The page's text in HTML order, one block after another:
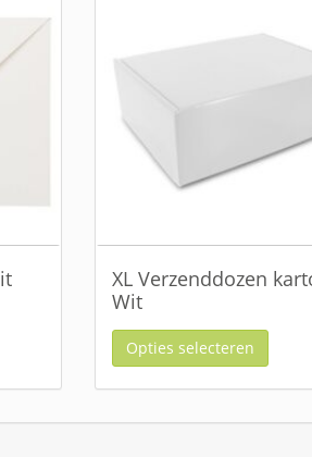
XL Verzenddozen
Wit
Opties selecteren